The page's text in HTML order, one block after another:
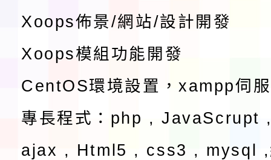
Xoops佈景/網站/設計開發
Xoops模組功能開發
CentOS環境設置，xampp伺
專長程式：php , JavaScrupt
ajax , Html5 , css3 , mysql ,